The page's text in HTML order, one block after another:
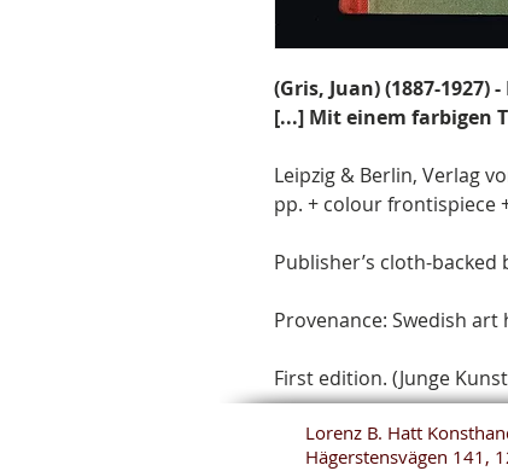
(Gris, Juan) (1887-
[...] Mit einem farbigen
Leipzig & Berlin, Verlag
pp. + colour frontispiece
Publisher’s cloth-
Provenance: Swedish art
First edition. (Junge
Lorenz B. Hatt
Hägerstensvägen 141,